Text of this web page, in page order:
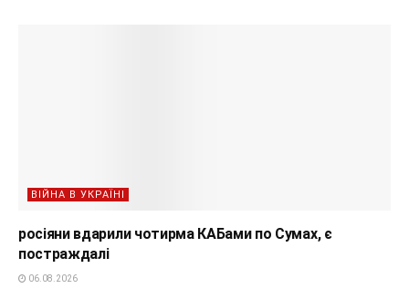
ВІЙНА В УКРАЇНІ
росіяни вдарили чотирма КАБами по Сумах, є
постраждалі
06.08.2026